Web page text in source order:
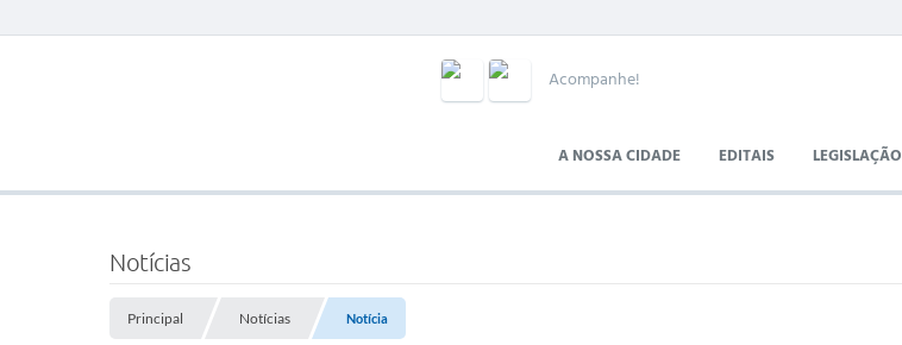
Acompanhe!
A NOSSA CIDADE EDITAIS LEGISLAÇÃO
Notícias
Principal Notícias Notícia